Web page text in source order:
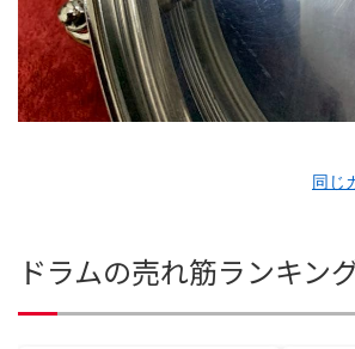
同じ
ドラムの売れ筋ランキン